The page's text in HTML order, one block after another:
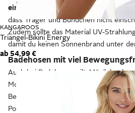
KANGAROOS
Triangel-Bikini Energy
ab 54,99 €
einem hohen Elasthan-Anteil
eine
dass Träger und Bündchen nicht
Zudem sollte das Material UV-
damit du keinen Sonnenbrand unter
Badehosen mit viel
Auch bei Badehosen
gilt: Möglichst
Modelle mit Elasthan sind sehr
Bewegungsfreiheit. Ebenso angenehm
Polyamid oder Polyester,
die